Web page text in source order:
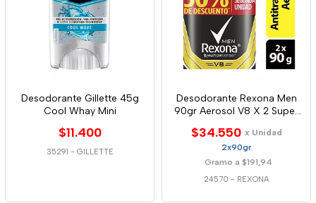
Desodorante Gillette 45g
Cool Whay Mini
$11.400
35291 - GILLETTE
Desodorante Rexona Men
90gr Aerosol V8 X 2 Super
$34.550 x Unidad
2x90gr
Gramo a $191,94
24570 - REXONA